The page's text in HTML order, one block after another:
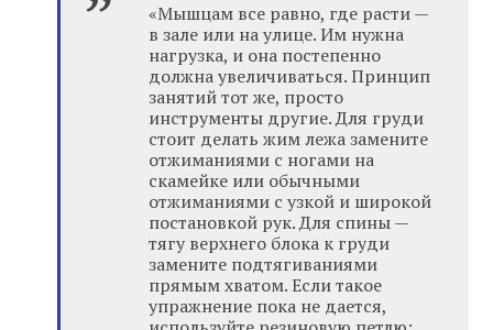
«Мышцам все равно, где расти —
в зале или на улице. Им нужна
нагрузка, и она постепенно
должна увеличиваться. Принцип
занятий тот же, просто
инструменты другие. Для груди
стоит делать жим лежа замените
отжиманиями с ногами на
скамейке или обычными
отжиманиями с узкой и широкой
постановкой рук. Для спины —
тягу верхнего блока к груди
замените подтягиваниями
прямым хватом. Если такое
упражнение пока не дается,